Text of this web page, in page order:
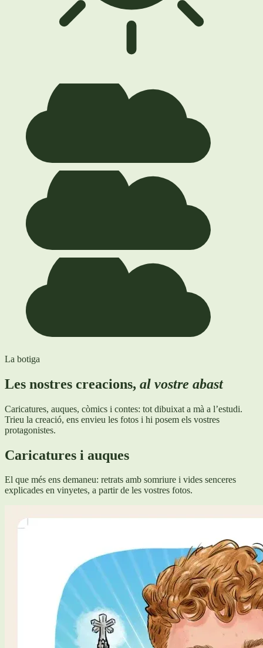
La botiga
Les nostres creacions, al vostre abast
Caricatures, auques, còmics i contes: tot dibuixat a mà a l’estudi.
Trieu la creació, ens envieu les fotos i hi posem els vostres
protagonistes.
Caricatures i auques
El que més ens demaneu: retrats amb somriure i vides senceres
explicades en vinyetes, a partir de les vostres fotos.